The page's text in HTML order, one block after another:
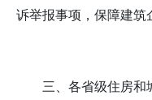
诉举报事项，保障建筑
三、各省级住房和